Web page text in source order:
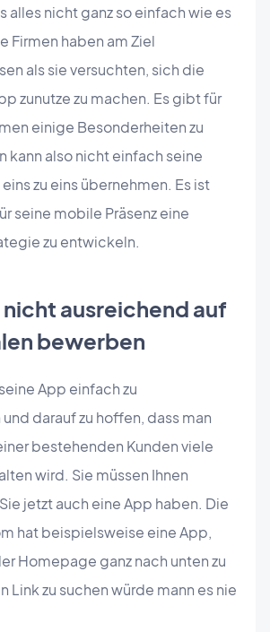
alles nicht ganz so einfach wie es
Firmen haben am Ziel
als sie versuchten, sich die
zunutze zu machen. Es gibt für
einige Besonderheiten zu
kann also nicht einfach seine
zu eins übernehmen. Es ist
seine mobile Präsenz eine
zu entwickeln.
nicht ausreichend auf
bewerben
App einfach zu
darauf zu hoffen, dass man
bestehenden Kunden viele
wird. Sie müssen Ihnen
jetzt auch eine App haben. Die
hat beispielsweise eine App,
Homepage ganz nach unten zu
Link zu suchen würde mann es nie